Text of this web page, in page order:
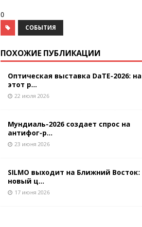
0
СОБЫТИЯ
ПОХОЖИЕ ПУБЛИКАЦИИ
Оптическая выставка DaTE-2026: на
этот р...
22 июля 2026
Мундиаль-2026 создает спрос на
антифог-р...
23 июня 2026
SILMO выходит на Ближний Восток:
новый ц...
17 июня 2026